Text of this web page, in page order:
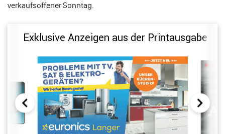
verkaufsoffener Sonntag.
Exklusive Anzeigen aus der Printausgabe